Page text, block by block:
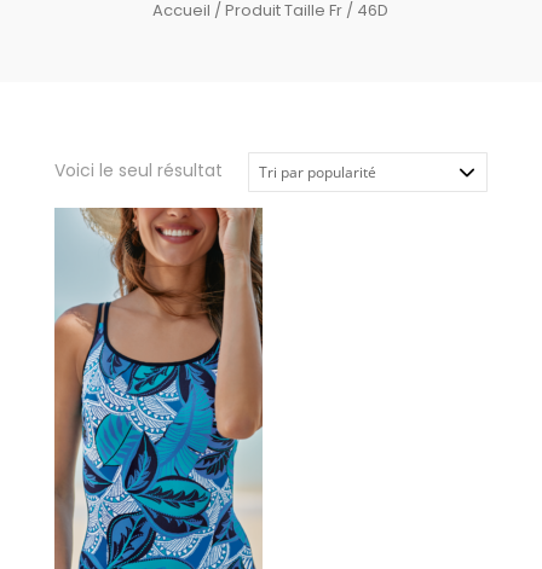
Accueil / Produit Taille Fr / 46D
Voici le seul résultat